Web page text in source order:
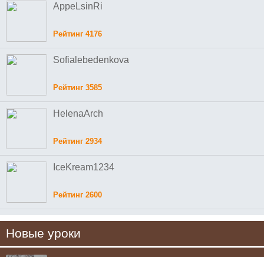
AppeLsinRi
Рейтинг 4176
Sofialebedenkova
Рейтинг 3585
HelenaArch
Рейтинг 2934
IceKream1234
Рейтинг 2600
Новые уроки